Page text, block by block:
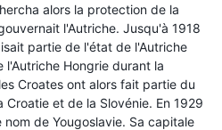
alors la protection de la
l'Autriche. Jusqu'à 1918
partie de l'état de l'Autriche
l'Autriche Hongrie durant la
Croates ont alors fait partie du
Croatie et de la Slovénie. En 1929
de Yougoslavie. Sa capitale